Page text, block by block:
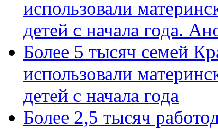
использовали
детей с начала года.
Более 5 тысяч семей
использовали
детей с начала года
Более 2,5 тысяч